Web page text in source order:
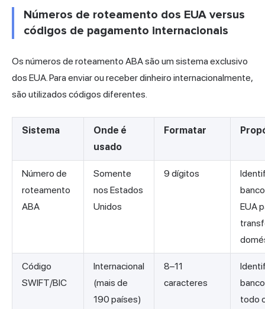
Números de roteamento dos EUA versus
códigos de pagamento internacionais
Os números de roteamento ABA são um sistema exclusivo
dos EUA. Para enviar ou receber dinheiro internacionalmente,
são utilizados códigos diferentes.
Sistema
Onde é
usado
Formatar
Número de
roteamento
ABA
Somente
nos Estados
Unidos
9 dígitos
EUA
Código
SWIFT/BIC
Internacional
(mais de
190 países)
8–11
caracteres
todo